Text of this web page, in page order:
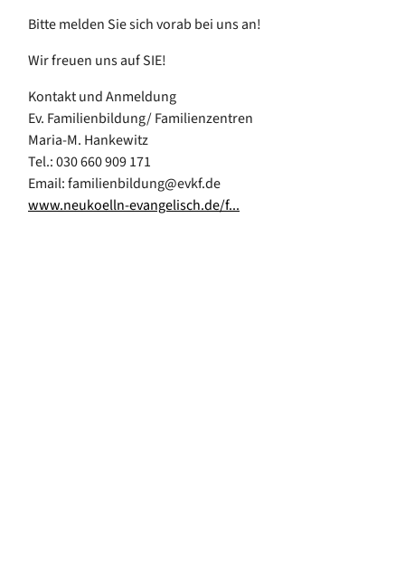
Bitte melden Sie sich vorab bei uns an!
Wir freuen uns auf SIE!
Kontakt und Anmeldung
Ev. Familienbildung/ Familienzentren
Maria-M. Hankewitz
Tel.: 030 660 909 171
Email: familienbildung@evkf.de
www.neukoelln-evangelisch.de/f...